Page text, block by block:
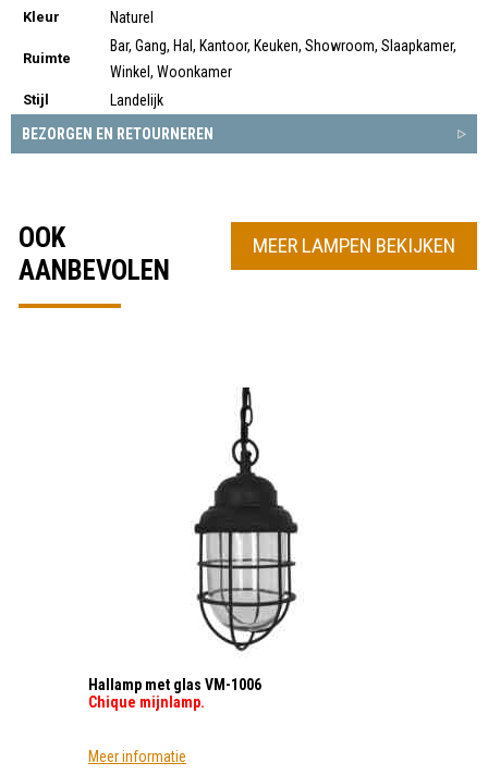
Kleur Naturel
Ruimte
Bar, Gang, Hal, Kantoor, Keuken, Showroom, Slaapkamer,
Winkel, Woonkamer
Stijl
Landelijk
BEZORGEN EN RETOURNEREN
MEER LAMPEN BEKIJKEN
OOK
AANBEVOLEN
Hallamp met glas VM-1006
Chique mijnlamp.
Meer informatie